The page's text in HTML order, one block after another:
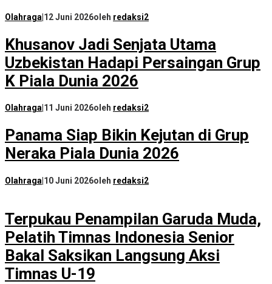
Olahraga 12 Juni 2026oleh redaksi2
Khusanov Jadi Senjata Utama
Uzbekistan Hadapi Persaingan Grup
K Piala Dunia 2026
Olahraga 11 Juni 2026oleh redaksi2
Panama Siap Bikin Kejutan di Grup
Neraka Piala Dunia 2026
Olahraga|10 Juni 2026oleh redaksi2
Terpukau Penampilan Garuda Muda,
Pelatih Timnas Indonesia Senior
Bakal Saksikan Langsung Aksi
Timnas U-19